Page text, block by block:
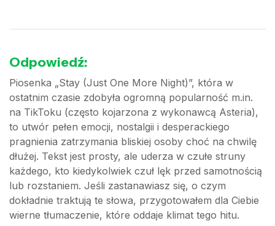
Odpowiedź:
Piosenka „Stay (Just One More Night)”, która w
ostatnim czasie zdobyła ogromną popularność m.in.
na TikToku (często kojarzona z wykonawcą Asteria),
to utwór pełen emocji, nostalgii i desperackiego
pragnienia zatrzymania bliskiej osoby choć na chwilę
dłużej. Tekst jest prosty, ale uderza w czułe struny
każdego, kto kiedykolwiek czuł lęk przed samotnością
lub rozstaniem. Jeśli zastanawiasz się, o czym
dokładnie traktują te słowa, przygotowałem dla Ciebie
wierne tłumaczenie, które oddaje klimat tego hitu.